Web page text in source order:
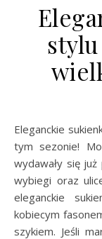
Eleganckie sukienki w stylu retro wracają w wielkim stylu w
tym sezonie!
wydawały się
wybiegi oraz
eleganckie
kobiecym
szykiem. Jeśli